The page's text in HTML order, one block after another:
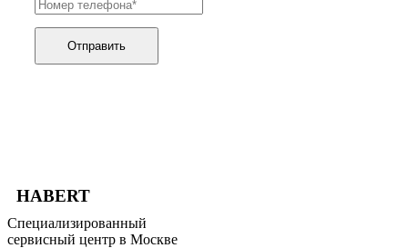
Отправить
HABERT
Специализированный
сервисный центр в Москве